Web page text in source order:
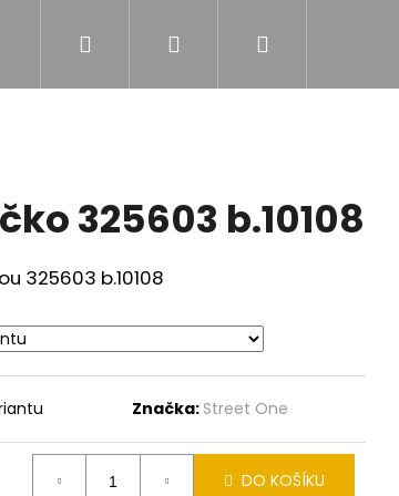
Přihlášení
325603 b.10108
325603 b.10108
Značka: Street One
DO KOŠÍKU